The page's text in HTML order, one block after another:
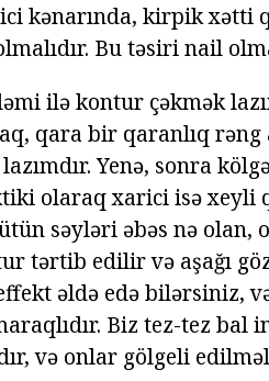
kənarında, kirpik xətti
Bu təsiri nail
ilə kontur çəkmək
qara bir qaranlıq rəng
Yenə, sonra
olaraq xarici isə xeyli
səyləri əbəs nə olan,
tərtib edilir və aşağı
əldə edə bilərsiniz,
Biz tez-tez bal
və onlar gölgeli